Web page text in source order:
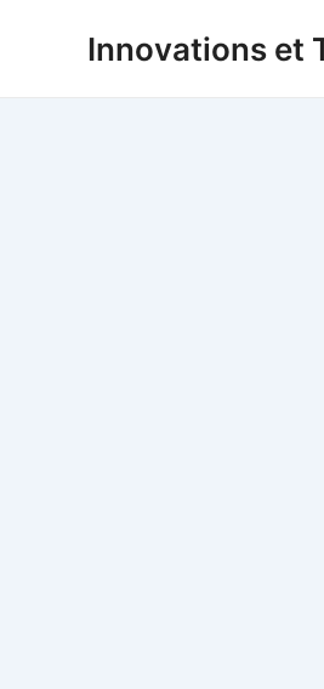
Innovations et